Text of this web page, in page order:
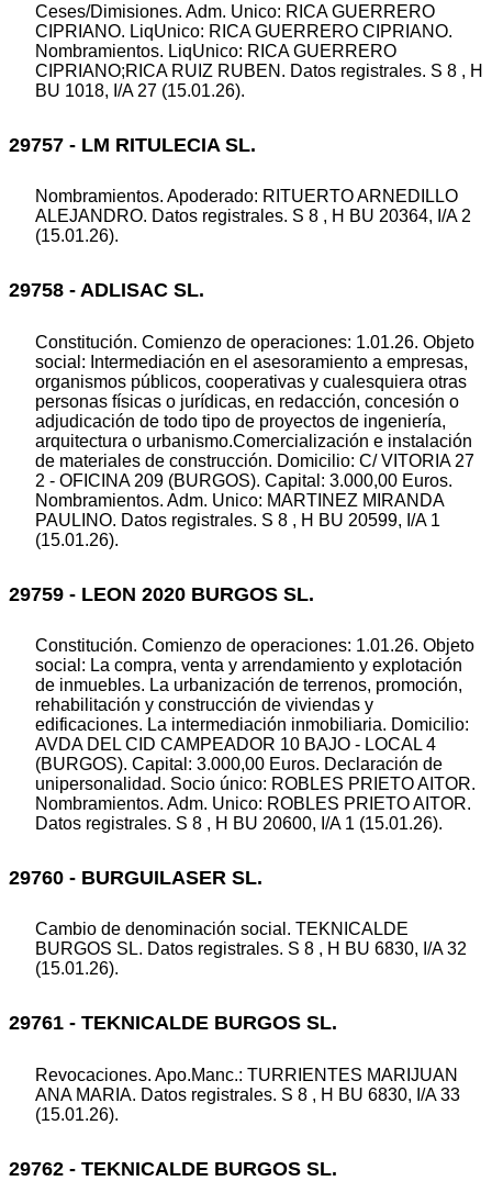
Ceses/Dimisiones. Adm. Unico: RICA GUERRERO
CIPRIANO. LiqUnico: RICA GUERRERO CIPRIANO.
Nombramientos. LiqUnico: RICA GUERRERO
CIPRIANO;RICA RUIZ RUBEN. Datos registrales. S 8 , H
BU 1018, I/A 27 (15.01.26).
29757 - LM RITULECIA SL.
Nombramientos. Apoderado: RITUERTO ARNEDILLO
ALEJANDRO. Datos registrales. S 8 , H BU 20364, I/A 2
(15.01.26).
29758 - ADLISAC SL.
Constitución. Comienzo de operaciones: 1.01.26. Objeto
social: Intermediación en el asesoramiento a empresas,
organismos públicos, cooperativas y cualesquiera otras
personas físicas o jurídicas, en redacción, concesión o
adjudicación de todo tipo de proyectos de ingeniería,
arquitectura o urbanismo.Comercialización e instalación
de materiales de construcción. Domicilio: C/ VITORIA 27
2 - OFICINA 209 (BURGOS). Capital: 3.000,00 Euros.
Nombramientos. Adm. Unico: MARTINEZ MIRANDA
PAULINO. Datos registrales. S 8 , H BU 20599, I/A 1
(15.01.26).
29759 - LEON 2020 BURGOS SL.
Constitución. Comienzo de operaciones: 1.01.26. Objeto
social: La compra, venta y arrendamiento y explotación
de inmuebles. La urbanización de terrenos, promoción,
rehabilitación y construcción de viviendas y
edificaciones. La intermediación inmobiliaria. Domicilio:
AVDA DEL CID CAMPEADOR 10 BAJO - LOCAL 4
(BURGOS). Capital: 3.000,00 Euros. Declaración de
unipersonalidad. Socio único: ROBLES PRIETO AITOR.
Nombramientos. Adm. Unico: ROBLES PRIETO AITOR.
Datos registrales. S 8 , H BU 20600, I/A 1 (15.01.26).
29760 - BURGUILASER SL.
Cambio de denominación social. TEKNICALDE
BURGOS SL. Datos registrales. S 8 , H BU 6830, I/A 32
(15.01.26).
29761 - TEKNICALDE BURGOS SL.
Revocaciones. Apo.Manc.: TURRIENTES MARIJUAN
ANA MARIA. Datos registrales. S 8 , H BU 6830, I/A 33
(15.01.26).
29762 - TEKNICALDE BURGOS SL.